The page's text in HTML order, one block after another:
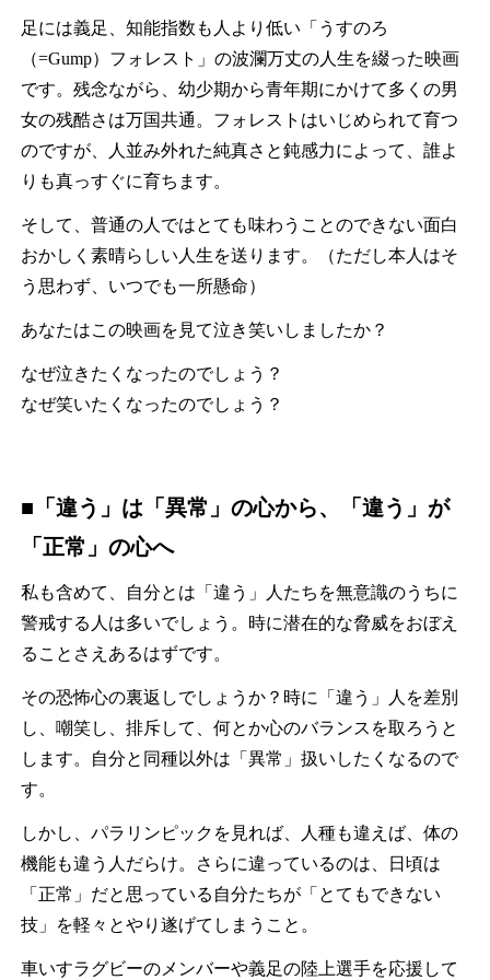
足には義足、知能指数も人より低い「うすのろ
（=Gump）フォレスト」の波瀾万丈の人生を綴った映画
です。残念ながら、幼少期から青年期にかけて多くの男
女の残酷さは万国共通。フォレストはいじめられて育つ
のですが、人並み外れた純真さと鈍感力によって、誰よ
りも真っすぐに育ちます。
そして、普通の人ではとても味わうことのできない面白
おかしく素晴らしい人生を送ります。（ただし本人はそ
う思わず、いつでも一所懸命）
あなたはこの映画を見て泣き笑いしましたか？
なぜ泣きたくなったのでしょう？
なぜ笑いたくなったのでしょう？
■「違う」は「異常」の心から、「違う」が
「正常」の心へ
私も含めて、自分とは「違う」人たちを無意識のうちに
警戒する人は多いでしょう。時に潜在的な脅威をおぼえ
ることさえあるはずです。
その恐怖心の裏返しでしょうか？時に「違う」人を差別
し、嘲笑し、排斥して、何とか心のバランスを取ろうと
します。自分と同種以外は「異常」扱いしたくなるので
す。
しかし、パラリンピックを見れば、人種も違えば、体の
機能も違う人だらけ。さらに違っているのは、日頃は
「正常」だと思っている自分たちが「とてもできない
技」を軽々とやり遂げてしまうこと。
車いすラグビーのメンバーや義足の陸上選手を応援して